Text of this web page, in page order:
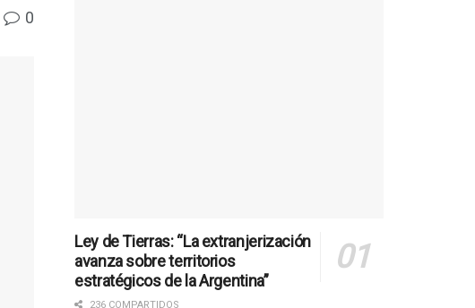
0
Ley de Tierras: “La extranjerización
avanza sobre territorios
estratégicos de la Argentina”
236 COMPARTIDOS